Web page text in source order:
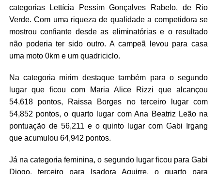
categorias Lettícia Pessim Gonçalves Rabelo, de Rio
Verde. Com uma riqueza de qualidade a competidora se
mostrou confiante desde as eliminatórias e o resultado
não poderia ter sido outro. A campeã levou para casa
uma moto 0km e um quadriciclo.
Na categoria mirim destaque também para o segundo
lugar que ficou com Maria Alice Rizzi que alcançou
54,618 pontos, Raissa Borges no terceiro lugar com
54,852 pontos, o quarto lugar com Ana Beatriz Leão na
pontuação de 56,211 e o quinto lugar com Gabi Irgang
que acumulou 64,942 pontos.
Já na categoria feminina, o segundo lugar ficou para Gabi
Diogo, terceiro para Isadora Aguirre, o quarto para